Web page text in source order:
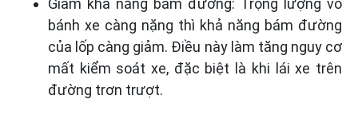
Giảm khả năng bám đường: Trọng lượng vỏ
bánh xe càng nặng thì khả năng bám đường
của lốp càng giảm. Điều này làm tăng nguy cơ
mất kiểm soát xe, đặc biệt là khi lái xe trên
đường trơn trượt.